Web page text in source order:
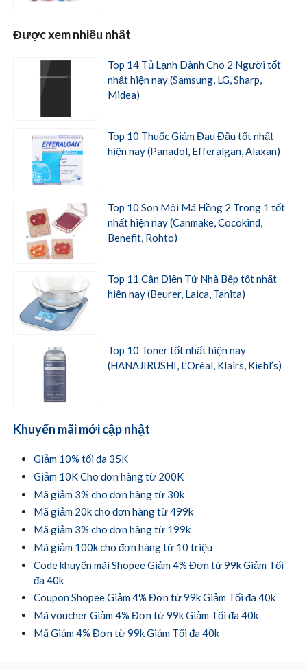
Được xem nhiều nhất
Top 14 Tủ Lạnh Dành Cho 2 Người tốt
nhất hiện nay (Samsung, LG, Sharp,
Midea)
Top 10 Thuốc Giảm Đau Đầu tốt nhất
hiện nay (Panadol, Efferalgan, Alaxan)
Top 10 Son Môi Má Hồng 2 Trong 1 tốt
nhất hiện nay (Canmake, Cocokind,
Benefit, Rohto)
Top 11 Cân Điện Tử Nhà Bếp tốt nhất
hiện nay (Beurer, Laica, Tanita)
Top 10 Toner tốt nhất hiện nay
(HANAJIRUSHI, L’Oréal, Klairs, Kiehl’s)
Khuyến mãi mới cập nhật
Giảm 10% tối đa 35K
Giảm 10K Cho đơn hàng từ 200K
Mã giảm 3% cho đơn hàng từ 30k
Mã giảm 20k cho đơn hàng từ 499k
Mã giảm 3% cho đơn hàng từ 199k
Mã giảm 100k cho đơn hàng từ 10 triệu
Code khuyến mãi Shopee Giảm 4% Đơn từ 99k Giảm Tối
đa 40k
Coupon Shopee Giảm 4% Đơn từ 99k Giảm Tối đa 40k
Mã voucher Giảm 4% Đơn từ 99k Giảm Tối đa 40k
Mã Giảm 4% Đơn từ 99k Giảm Tối đa 40k